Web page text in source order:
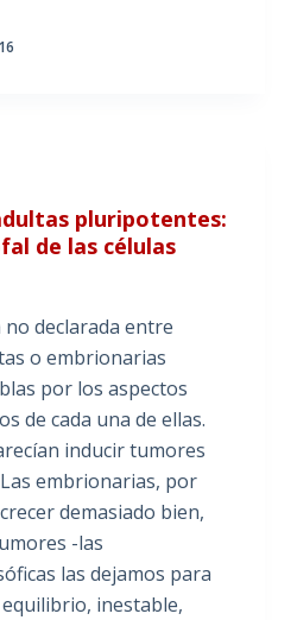
pluripotentes:
de las células
declarada entre
o embrionarias
por los aspectos
de cada una de ellas.
inducir tumores
embrionarias, por
demasiado bien,
-las
las dejamos para
inestable,